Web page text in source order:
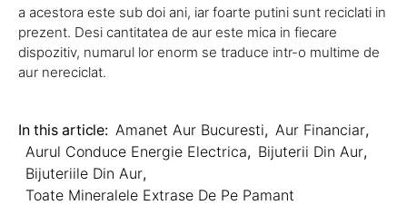
a acestora este sub doi ani, iar foarte putini sunt reciclati in
prezent. Desi cantitatea de aur este mica in fiecare
dispozitiv, numarul lor enorm se traduce intr-o multime de
aur nereciclat.
In this article: Amanet Aur Bucuresti, Aur Financiar,
Aurul Conduce Energie Electrica, Bijuterii Din Aur,
Bijuteriile Din Aur,
Toate Mineralele Extrase De Pe Pamant